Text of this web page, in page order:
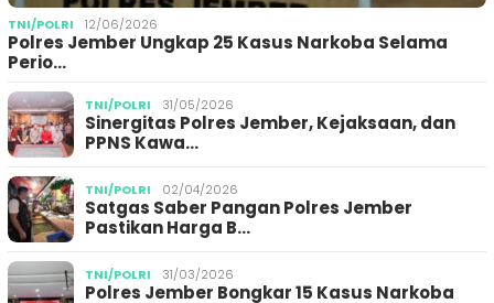
TNI/POLRI 12/06/2026
Polres Jember Ungkap 25 Kasus Narkoba Selama
Perio…
TNI/POLRI 31/05/2026
Sinergitas Polres Jember, Kejaksaan, dan
PPNS Kawa…
TNI/POLRI 02/04/2026
Satgas Saber Pangan Polres Jember
Pastikan Harga B…
TNI/POLRI 31/03/2026
Polres Jember Bongkar 15 Kasus Narkoba